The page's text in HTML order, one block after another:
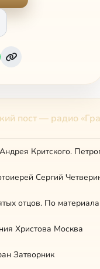
пост — радио
Критского.
Сергий
отцов. По
Христова Москва
Затворник